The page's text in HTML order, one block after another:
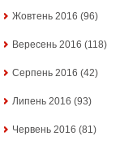
Жовтень 2016 (96)
Вересень 2016 (118)
Серпень 2016 (42)
Липень 2016 (93)
Червень 2016 (81)